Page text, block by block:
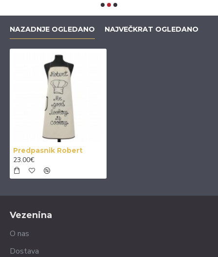
NAZADNJE OGLEDANO NAJVEČKRAT OGLEDANO
Predpasnik Robert
23.00€
Vezenina
O nas
Dostava